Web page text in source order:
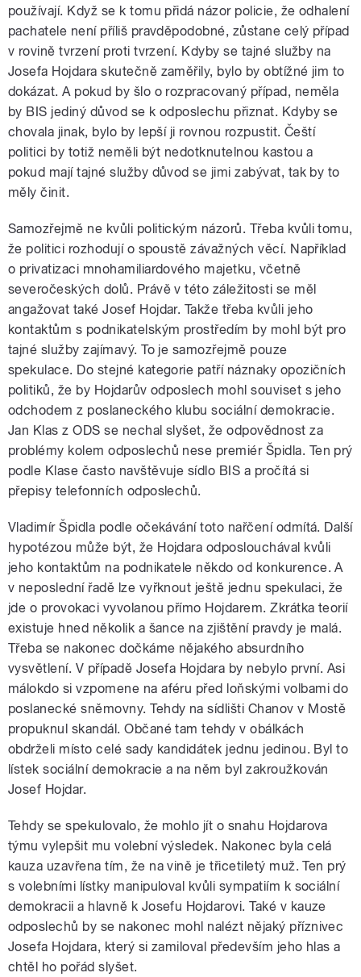
používají. Když se k tomu přidá názor policie, že odhalení
pachatele není příliš pravděpodobné, zůstane celý případ
v rovině tvrzení proti tvrzení. Kdyby se tajné služby na
Josefa Hojdara skutečně zaměřily, bylo by obtížné jim to
dokázat. A pokud by šlo o rozpracovaný případ, neměla
by BIS jediný důvod se k odposlechu přiznat. Kdyby se
chovala jinak, bylo by lepší ji rovnou rozpustit. Čeští
politici by totiž neměli být nedotknutelnou kastou a
pokud mají tajné služby důvod se jimi zabývat, tak by to
měly činit.
Samozřejmě ne kvůli politickým názorů. Třeba kvůli tomu,
že politici rozhodují o spoustě závažných věcí. Například
o privatizaci mnohamiliardového majetku, včetně
severočeských dolů. Právě v této záležitosti se měl
angažovat také Josef Hojdar. Takže třeba kvůli jeho
kontaktům s podnikatelským prostředím by mohl být pro
tajné služby zajímavý. To je samozřejmě pouze
spekulace. Do stejné kategorie patří náznaky opozičních
politiků, že by Hojdarův odposlech mohl souviset s jeho
odchodem z poslaneckého klubu sociální demokracie.
Jan Klas z ODS se nechal slyšet, že odpovědnost za
problémy kolem odposlechů nese premiér Špidla. Ten prý
podle Klase často navštěvuje sídlo BIS a pročítá si
přepisy telefonních odposlechů.
Vladimír Špidla podle očekávání toto nařčení odmítá. Další
hypotézou může být, že Hojdara odposlouchával kvůli
jeho kontaktům na podnikatele někdo od konkurence. A
v neposlední řadě lze vyřknout ještě jednu spekulaci, že
jde o provokaci vyvolanou přímo Hojdarem. Zkrátka teorií
existuje hned několik a šance na zjištění pravdy je malá.
Třeba se nakonec dočkáme nějakého absurdního
vysvětlení. V případě Josefa Hojdara by nebylo první. Asi
málokdo si vzpomene na aféru před loňskými volbami do
poslanecké sněmovny. Tehdy na sídlišti Chanov v Mostě
propuknul skandál. Občané tam tehdy v obálkách
obdrželi místo celé sady kandidátek jednu jedinou. Byl to
lístek sociální demokracie a na něm byl zakroužkován
Josef Hojdar.
Tehdy se spekulovalo, že mohlo jít o snahu Hojdarova
týmu vylepšit mu volební výsledek. Nakonec byla celá
kauza uzavřena tím, že na vině je třicetiletý muž. Ten prý
s volebními lístky manipuloval kvůli sympatiím k sociální
demokracii a hlavně k Josefu Hojdarovi. Také v kauze
odposlechů by se nakonec mohl nalézt nějaký příznivec
Josefa Hojdara, který si zamiloval především jeho hlas a
chtěl ho pořád slyšet.